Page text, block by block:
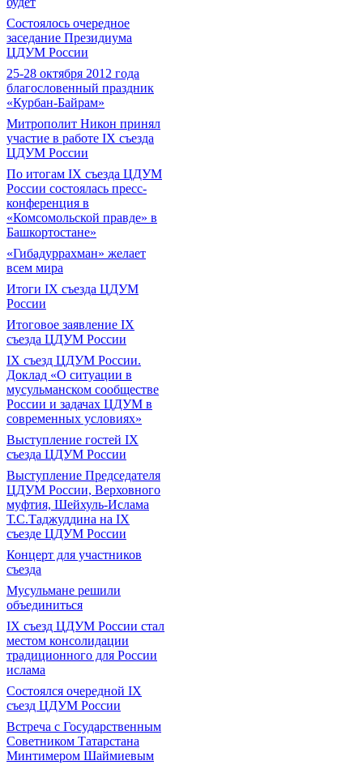
Состоялось очередное
заседание Президиума
ЦДУМ России
25-28 октября 2012 года
благословенный праздник
«Курбан-Байрам»
Митрополит Никон принял
участие в работе IX съезда
ЦДУМ России
По итогам IX съезда ЦДУМ
России состоялась пресс-
конференция в
«Комсомольской правде» в
Башкортостане»
«Гибадуррахман» желает
всем мира
Итоги IX cъезда ЦДУМ
России
Итоговое заявление IX
съезда ЦДУМ России
IX съезд ЦДУМ России.
Доклад «О ситуации в
мусульманском сообществе
России и задачах ЦДУМ в
современных условиях»
Выступление гостей IX
съезда ЦДУМ России
Выступление Председателя
ЦДУМ России, Верховного
муфтия, Шейхуль-Ислама
Т.С.Таджуддина на IX
съезде ЦДУМ России
Концерт для участников
съезда
Мусульмане решили
объединиться
IX съезд ЦДУМ России стал
местом консолидации
традиционного для России
ислама
Состоялся очередной IX
съезд ЦДУМ России
Встреча с Государственным
Советником Татарстана
Минтимером Шаймиевым